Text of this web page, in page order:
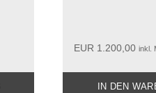
EUR 1.200,00 inkl.
IN DEN